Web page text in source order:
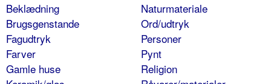
Beklædning
Brugsgenstande
Fagudtryk
Farver
Gamle huse
Naturmateriale
Ord/udtryk
Personer
Pynt
Religion